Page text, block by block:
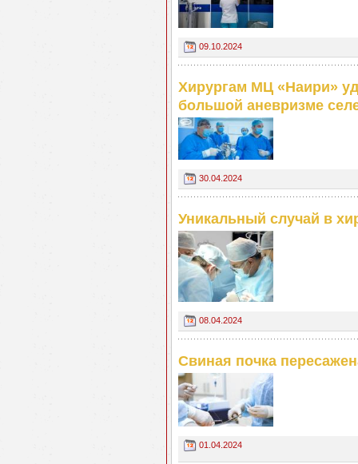
09.10.2024
Хирургам МЦ «Наири»
большой аневризме
30.04.2024
Уникальный случай в
08.04.2024
Свиная почка
01.04.2024